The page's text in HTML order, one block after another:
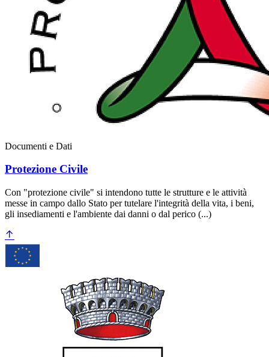
Documenti e Dati
Protezione Civile
Con "protezione civile" si intendono tutte le strutture e le attività
messe in campo dallo Stato per tutelare l'integrità della vita, i beni,
gli insediamenti e l'ambiente dai danni o dal perico (...)